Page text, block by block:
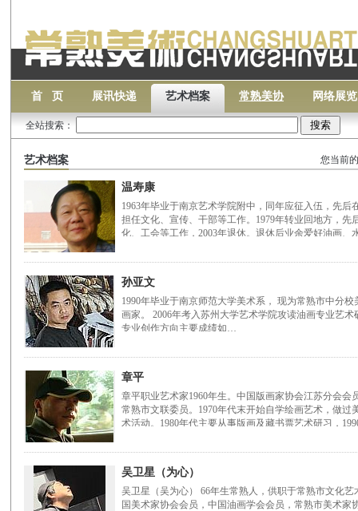
首 页 展讯快递 艺术档案 常熟美协 网络展览
全站搜索：
艺术档案 您当前
温寿康
1963年毕业于南京艺术学院附中，同年应征入伍，先
担任文化、宣传、干部等工作。1979年转业回地方，
化、工会等工作，2003年退休。退休后业余爱好油画、
孙亚文
1990年毕业于南京师范大学美术系， 现为常熟市中分
画家。 2006年考入苏州大学艺术学院攻读油画专业艺
专业创作方向主要成绩如…
章平
章平职业艺术家1960年生。中国版画家协会江苏分会
常熟市文联委员。1970年代末开始自学绘画艺术，做过
术活动。1980年代主要从事版画及藏书票艺术研习，
吴卫星（为心）
吴卫星（吴为心） 66年生常熟人，供职于常熟市文化
国美术家协会会员，中国油画学会会员，常熟市美术